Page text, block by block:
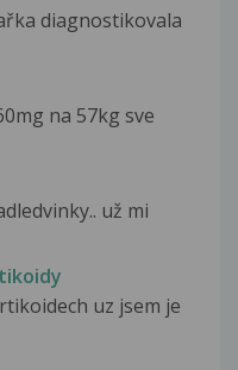
diagnostikovala
na 57kg sve
už mi
uz jsem je